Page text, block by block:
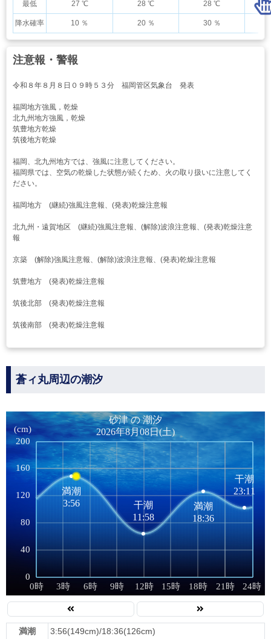
最低
降水確率
27 ℃ 28 ℃ 28 ℃
10 ％ 20 ％ 30 ％
注意報・警報
令和８年８月８日０９時５３分 福岡管区気象台 発表
福岡地方強風，乾燥
北九州地方強風，乾燥
筑豊地方乾燥
筑後地方乾燥
福岡、北九州地方では、強風に注意してください。
福岡県では、空気の乾燥した状態が続くため、火の取り扱いに注意してく
ださい。
福岡地方 (継続)強風注意報、(発表)乾燥注意報
北九州・遠賀地区 (継続)強風注意報、(解除)波浪注意報、(発表)乾燥注意
報
京築 (解除)強風注意報、(解除)波浪注意報、(発表)乾燥注意報
筑豊地方 (発表)乾燥注意報
筑後北部 (発表)乾燥注意報
筑後南部 (発表)乾燥注意報
蒼ィ丸周辺の潮汐
満潮
3:56(149cm)/18:36(126cm)